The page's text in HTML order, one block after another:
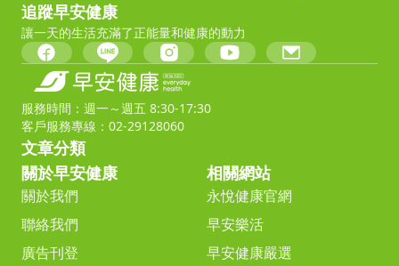
追蹤早安健康
讓一天的生活充滿了正能量和健康的動力
服務時間：週一～週五 8:30-17:30
客戶服務專線：02-29128060
文章分類
關於早安健康
關於我們
聯絡我們
廣告刊登
相關網站
永悅健康官網
早安樂活
早安健康嚴選